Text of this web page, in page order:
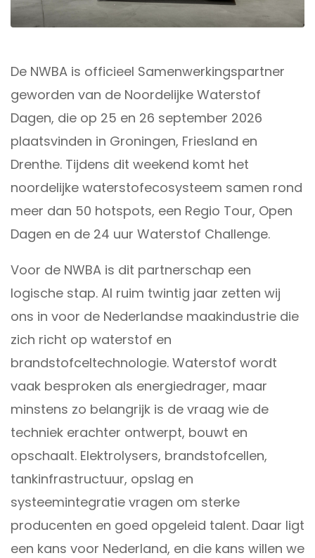
De NWBA is officieel Samenwerkingspartner
geworden van de Noordelijke Waterstof
Dagen, die op 25 en 26 september 2026
plaatsvinden in Groningen, Friesland en
Drenthe. Tijdens dit weekend komt het
noordelijke waterstofecosysteem samen rond
meer dan 50 hotspots, een Regio Tour, Open
Dagen en de 24 uur Waterstof Challenge.
Voor de NWBA is dit partnerschap een
logische stap. Al ruim twintig jaar zetten wij
ons in voor de Nederlandse maakindustrie die
zich richt op waterstof en
brandstofceltechnologie. Waterstof wordt
vaak besproken als energiedrager, maar
minstens zo belangrijk is de vraag wie de
techniek erachter ontwerpt, bouwt en
opschaalt. Elektrolysers, brandstofcellen,
tankinfrastructuur, opslag en
systeemintegratie vragen om sterke
producenten en goed opgeleid talent. Daar ligt
een kans voor Nederland, en die kans willen we